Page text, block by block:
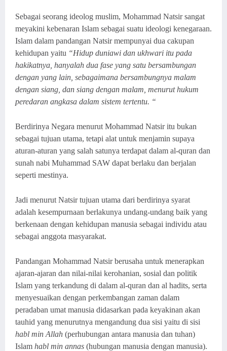
Sebagai seorang ideolog muslim, Mohammad Natsir sangat
meyakini kebenaran Islam sebagai suatu ideologi kenegaraan.
Islam dalam pandangan Natsir mempunyai dua cakupan
kehidupan yaitu “Hidup duniawi dan ukhwari itu pada
hakikatnya, hanyalah dua fase yang satu bersambungan
dengan yang lain, sebagaimana bersambungnya malam
dengan siang, dan siang dengan malam, menurut hukum
peredaran angkasa dalam sistem tertentu. “
Berdirinya Negara menurut Mohammad Natsir itu bukan
sebagai tujuan utama, tetapi alat untuk menjamin supaya
aturan-aturan yang salah satunya terdapat dalam al-quran dan
sunah nabi Muhammad SAW dapat berlaku dan berjalan
seperti mestinya.
Jadi menurut Natsir tujuan utama dari berdirinya syarat
adalah kesempurnaan berlakunya undang-undang baik yang
berkenaan dengan kehidupan manusia sebagai individu atau
sebagai anggota masyarakat.
Pandangan Mohammad Natsir berusaha untuk menerapkan
ajaran-ajaran dan nilai-nilai kerohanian, sosial dan politik
Islam yang terkandung di dalam al-quran dan al hadits, serta
menyesuaikan dengan perkembangan zaman dalam
peradaban umat manusia didasarkan pada keyakinan akan
tauhid yang menurutnya mengandung dua sisi yaitu di sisi
habl min Allah (perhubungan antara manusia dan tuhan)
Islam habl min annas (hubungan manusia dengan manusia).